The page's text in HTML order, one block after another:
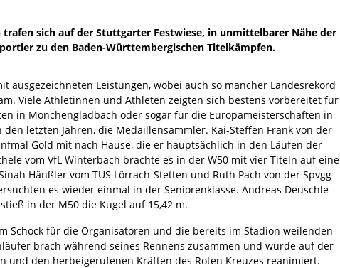
sich auf der Stuttgarter Festwiese, in unmittelbarer Nähe der
zu den Baden-Württembergischen Titelkämpfen.
ausgezeichneten Leistungen, wobei auch so mancher Landesrekord
Viele Athletinnen und Athleten zeigten sich bestens vorbereitet für
in Mönchengladbach oder sogar für die Europameisterschaften in
letzten Jahren, die Medaillensammler. Kai-Steffen Frank von der
Gold mit nach Hause, die er hauptsächlich in den Läufen der
vom VfL Winterbach brachte es in der W50 mit vier Titeln auf eine
Hänßler vom TUS Lörrach-Stetten und Ruth Pach von der Spvgg
es wieder einmal in der Seniorenklasse. Andreas Deuschle
in der M50 die Kugel auf 15,42 m.
Schock für die Organisatoren und die bereits im Stadion weilenden
brach während seines Rennens zusammen und wurde auf der
und den herbeigerufenen Kräften des Roten Kreuzes reanimiert.